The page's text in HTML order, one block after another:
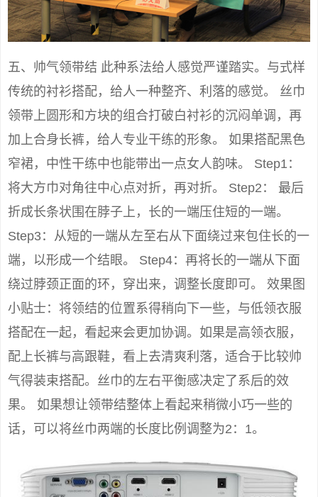
五、帅气领带结 此种系法给人感觉严谨踏实。与式样
传统的衬衫搭配，给人一种整齐、利落的感觉。 丝巾
领带上圆形和方块的组合打破白衬衫的沉闷单调，再
加上合身长裤，给人专业干练的形象。 如果搭配黑色
窄裙，中性干练中也能带出一点女人韵味。 Step1：
将大方巾对角往中心点对折，再对折。 Step2： 最后
折成长条状围在脖子上，长的一端压住短的一端。
Step3：从短的一端从左至右从下面绕过来包住长的一
端，以形成一个结眼。 Step4：再将长的一端从下面
绕过脖颈正面的环，穿出来，调整长度即可。 效果图
小贴士：将领结的位置系得稍向下一些，与低领衣服
搭配在一起，看起来会更加协调。如果是高领衣服，
配上长裤与高跟鞋，看上去清爽利落，适合于比较帅
气得装束搭配。丝巾的左右平衡感决定了系后的效
果。 如果想让领带结整体上看起来稍微小巧一些的
话，可以将丝巾两端的长度比例调整为2：1。